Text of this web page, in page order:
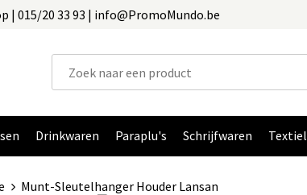
| 015/20 33 93 | info@PromoMundo.be
Drinkwaren Paraplu's Schrijfwaren Textiel
Munt-Sleutelhanger Houder Lansan